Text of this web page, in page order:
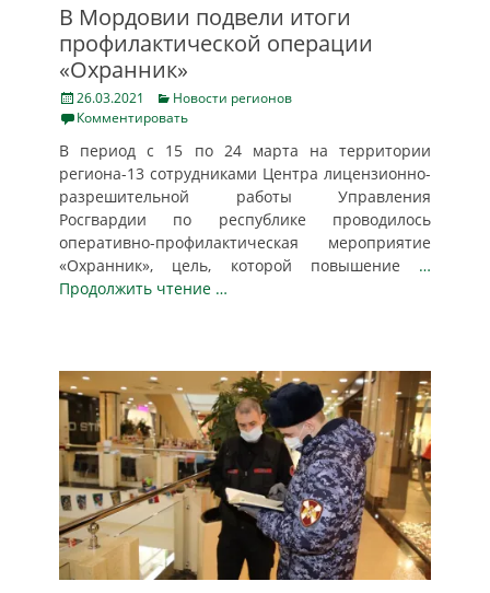
В Мордовии подвели итоги
профилактической операции
«Охранник»
Posted
on
26.03.2021 Categories
Новости регионов
Комментировать
В период с 15 по 24 марта на территории
региона-13 сотрудниками Центра лицензионно-
разрешительной работы Управления
Росгвардии по республике проводилось
оперативно-профилактическая мероприятие
«Охранник», цель, которой повышение …
Продолжить чтение …